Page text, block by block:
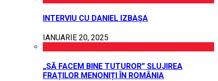
INTERVIU CU DANIEL IZBAȘA
IANUARIE 20, 2025
„SĂ FACEM BINE TUTUROR” SLUJIREA
FRAȚILOR MENONIȚI ÎN ROMÂNIA